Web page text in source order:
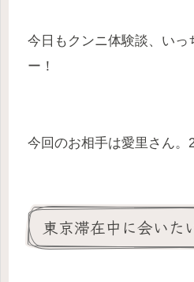
今日もクンニ体験談、いっ
ー！
今回のお相手は愛里さん。
東京滞在中に会いた